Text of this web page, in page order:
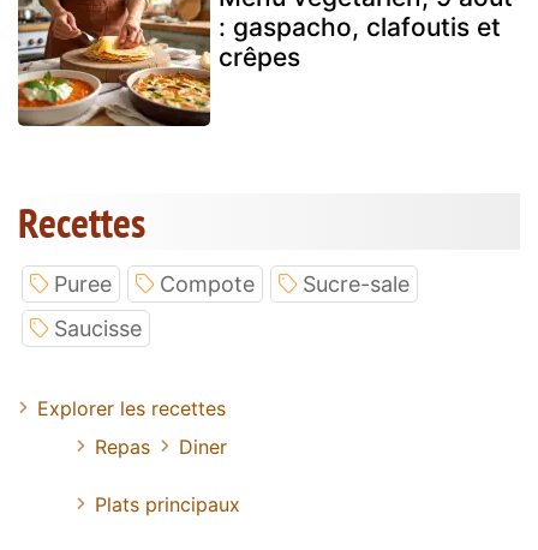
: gaspacho, clafoutis et
crêpes
Recettes
Puree Compote
Sucre-sale
Saucisse
Explorer les recettes
Repas
Diner
Plats principaux